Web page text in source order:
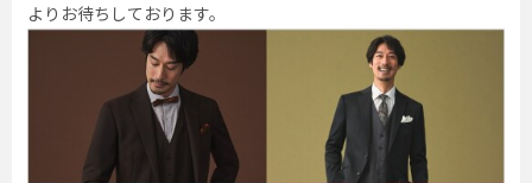
よりお待ちしております。